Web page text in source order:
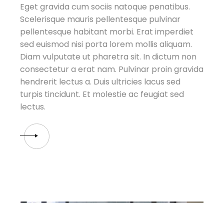
Eget gravida cum sociis natoque penatibus.
Scelerisque mauris pellentesque pulvinar
pellentesque habitant morbi. Erat imperdiet
sed euismod nisi porta lorem mollis aliquam.
Diam vulputate ut pharetra sit. In dictum non
consectetur a erat nam. Pulvinar proin gravida
hendrerit lectus a. Duis ultricies lacus sed
turpis tincidunt. Et molestie ac feugiat sed
lectus.